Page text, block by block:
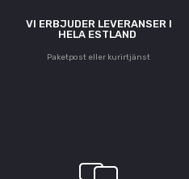
VI ERBJUDER LEVERANSER I
HELA ESTLAND
Paketpost eller kurirtjänst